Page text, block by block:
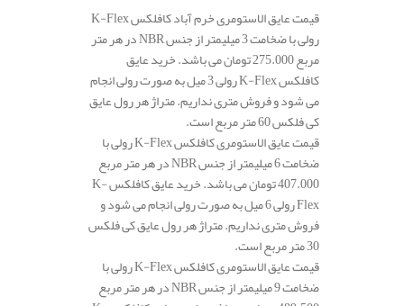
قیمت عایق الاستومری خرم آباد کافلکس K-Flex
رولی با ضخامت 3 میلیمتر از جنس NBR در هر متر
مربع 275.000 تومان می باشد. خرید عایق
کافلکس K-Flex رولی 3 میل به صورت رولی انجام
می شود و فروش متری نداریم. متراژ هر رول عایق
کی فلکس 60 متر مربع است.
قیمت عایق الاستومری کافلکس K-Flex رولی با
ضخامت 6 میلیمتر از جنس NBR در هر متر مربع
407.000 تومان می باشد. خرید عایق کافلکس K-
Flex رولی 6 میل به صورت رولی انجام می شود و
فروش متری نداریم. متراژ هر رول عایق کی فلکس
30 متر مربع است.
قیمت عایق الاستومری کافلکس K-Flex رولی با
ضخامت 9 میلیمتر از جنس NBR در هر متر مربع